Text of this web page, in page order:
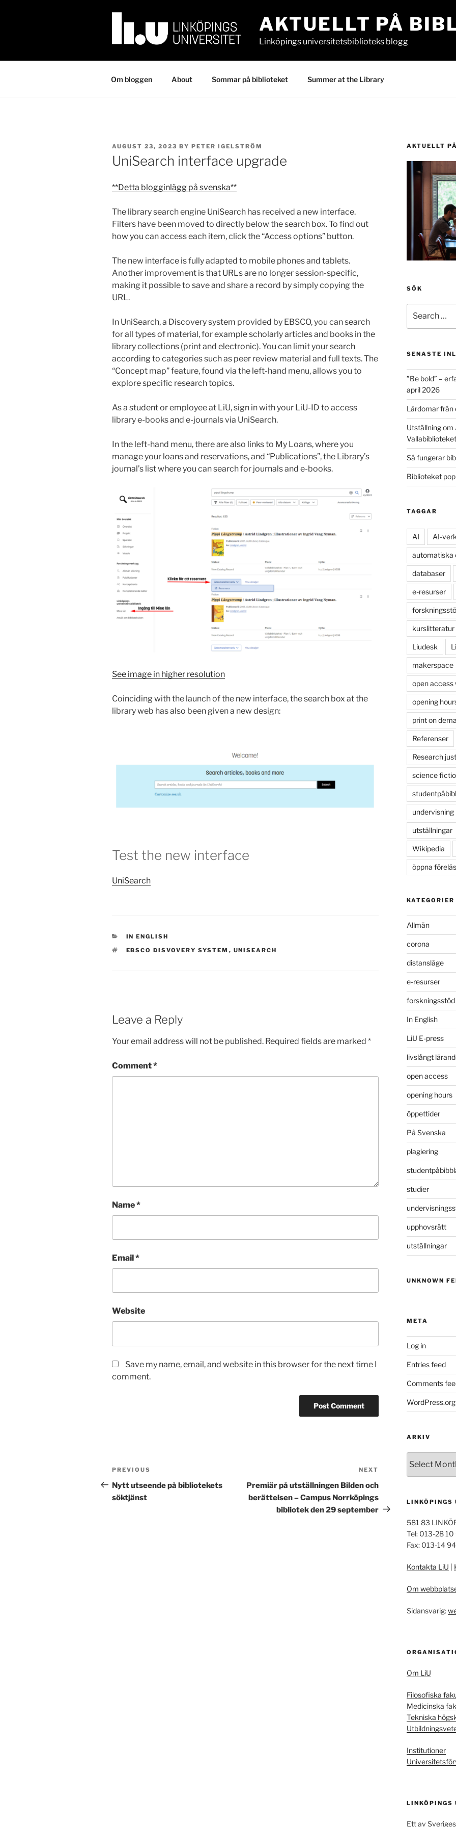
AKTUELLT PÅ
Linköpings universitetsbiblioteks blogg
Om bloggen About Sommar på biblioteket Summer at the Library
POSTED
ON
AUGUST 23, 2023 BY PETER IGELSTRÖM
UniSearch interface upgrade
**Detta blogginlägg på svenska**
The library search engine UniSearch has received a new interface.
Filters have been moved to directly below the search box. To find out
how you can access each item, click the “Access options” button.
The new interface is fully adapted to mobile phones and tablets.
Another improvement is that URLs are no longer session-specific,
making it possible to save and share a record by simply copying the
URL.
In UniSearch, a Discovery system provided by EBSCO, you can search
for all types of material, for example scholarly articles and books in the
library collections (print and electronic). You can limit your search
according to categories such as peer review material and full texts. The
“Concept map” feature, found via the left-hand menu, allows you to
explore specific research topics.
As a student or employee at LiU, sign in with your LiU-ID to access
library e-books and e-journals via UniSearch.
In the left-hand menu, there are also links to My Loans, where you
manage your loans and reservations, and “Publications”, the Library’s
journal’s list where you can search for journals and e-books.
See image in higher resolution
Coinciding with the launch of the new interface, the search box at the
library web has also been given a new design:
Test the new interface
UniSearch
CATEGORIES
IN ENGLISH
TAGS
EBSCO DISVOVERY SYSTEM , UNISEARCH
Leave a Reply
Your email address will not be published. Required fields are marked *
Comment*
Name*
Email*
Website
Save my name, email, and website in this browser for the next time I
comment.
Post
navigation
Previous
Post
PREVIOUS
Nytt utseende på bibliotekets
söktjänst
Post
NEXT
Premiär på utställningen Bilden och
berättelsen – Campus Norrköpings
bibliotek den 29 september
AKTUELLT
SÖK
for:
SENASTE
”Be bold” –
april 2026
Lärdomar från
Utställning om
Vallabiblioteket
Så fungerar
Biblioteket
TAGGAR
AI AI-
automatiska
databaser
e-resurser
kurslitteratur
Liudesk
makerspace
open access
opening
print on
Referenser
Research
science
undervisning
utställningar
Wikipedia
öppna
KATEGORIER
Allmän
corona
distansläge
e-resurser
forskningsstöd
In English
LiU E-press
livslångt
open access
opening hours
öppettider
På Svenska
plagiering
studier
upphovsrätt
utställningar
UNKNOWN
META
Log in
Entries feed
Comments
WordPress.org
ARKIV
LINKÖPINGS
581 83
Tel: 013-28
Fax: 013-14
Kontakta LiU
Om
Sidansvarig:
Om LiU
Filosofiska
Medicinska
Tekniska
Institutioner
LINKÖPINGS
Ett av